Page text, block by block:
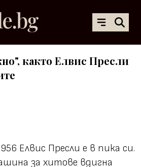
както Елвис Пресли
Елвис Пресли е в пика си.
за хитове вдигна